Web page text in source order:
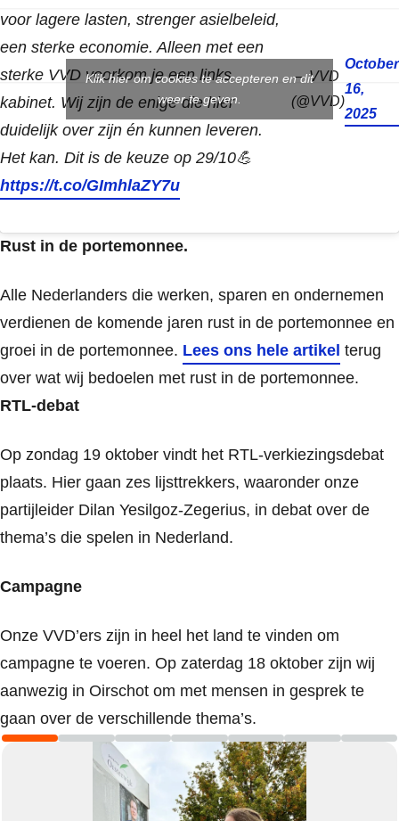
voor lagere lasten, strenger asielbeleid,
een sterke economie. Alleen met een
sterke VVD voorkom je een links
kabinet. Wij zijn de enige die hier
duidelijk over zijn én kunnen leveren.
Het kan. Dit is de keuze op 29/10💪
https://t.co/GImhlaZY7u
— VVD
(@VVD)
October
16,
2025
Klik hier om cookies te accepteren en dit
weer te geven.
Rust in de portemonnee.
Alle Nederlanders die werken, sparen en ondernemen
verdienen de komende jaren rust in de portemonnee en
groei in de portemonnee. Lees ons hele artikel terug
over wat wij bedoelen met rust in de portemonnee.
RTL-debat
Op zondag 19 oktober vindt het RTL-verkiezingsdebat
plaats. Hier gaan zes lijsttrekkers, waaronder onze
partijleider Dilan Yesilgoz-Zegerius, in debat over de
thema’s die spelen in Nederland.
Campagne
Onze VVD’ers zijn in heel het land te vinden om
campagne te voeren. Op zaterdag 18 oktober zijn wij
aanwezig in Oirschot om met mensen in gesprek te
gaan over de verschillende thema’s.